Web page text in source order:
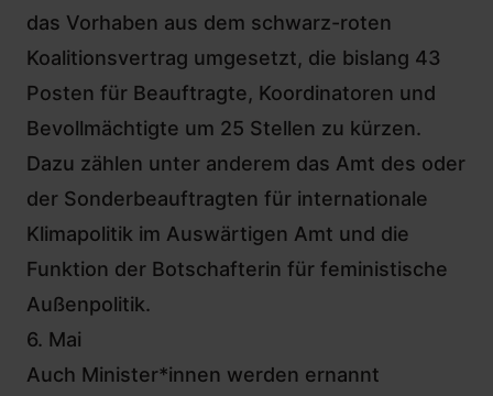
das Vorhaben aus dem schwarz-roten
Koalitionsvertrag umgesetzt, die bislang 43
Posten für Beauftragte, Koordinatoren und
Bevollmächtigte um 25 Stellen zu kürzen.
Dazu zählen unter anderem das Amt des oder
der Sonderbeauftragten für internationale
Klimapolitik im Auswärtigen Amt und die
Funktion der Botschafterin für feministische
Außenpolitik.
6. Mai
Auch Minister*innen werden ernannt